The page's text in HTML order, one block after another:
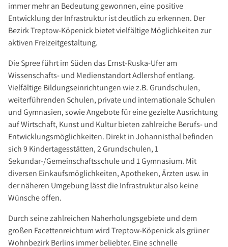
immer mehr an Bedeutung gewonnen, eine positive
Entwicklung der Infrastruktur ist deutlich zu erkennen. Der
Bezirk Treptow-Köpenick bietet vielfältige Möglichkeiten zur
aktiven Freizeitgestaltung.
Die Spree führt im Süden das Ernst-Ruska-Ufer am
Wissenschafts- und Medienstandort Adlershof entlang.
Vielfältige Bildungseinrichtungen wie z.B. Grundschulen,
weiterführenden Schulen, private und internationale Schulen
und Gymnasien, sowie Angebote für eine gezielte Ausrichtung
auf Wirtschaft, Kunst und Kultur bieten zahlreiche Berufs- und
Entwicklungsmöglichkeiten. Direkt in Johannisthal befinden
sich 9 Kindertagesstätten, 2 Grundschulen, 1
Sekundar-/Gemeinschaftsschule und 1 Gymnasium. Mit
diversen Einkaufsmöglichkeiten, Apotheken, Ärzten usw. in
der näheren Umgebung lässt die Infrastruktur also keine
Wünsche offen.
Durch seine zahlreichen Naherholungsgebiete und dem
großen Facettenreichtum wird Treptow-Köpenick als grüner
Wohnbezirk Berlins immer beliebter. Eine schnelle